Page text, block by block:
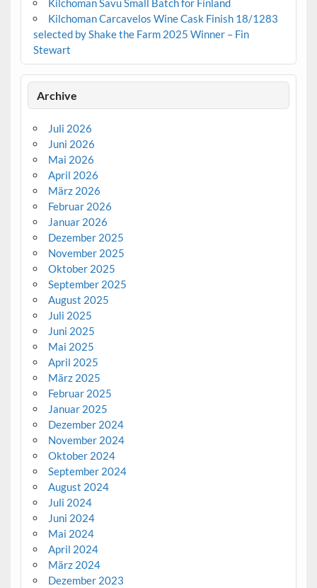
Kilchoman Savu Small Batch for Finland
Kilchoman Carcavelos Wine Cask Finish 18/1283
selected by Shake the Farm 2025 Winner – Fin
Stewart
Archive
Juli 2026
Juni 2026
Mai 2026
April 2026
März 2026
Februar 2026
Januar 2026
Dezember 2025
November 2025
Oktober 2025
September 2025
August 2025
Juli 2025
Juni 2025
Mai 2025
April 2025
März 2025
Februar 2025
Januar 2025
Dezember 2024
November 2024
Oktober 2024
September 2024
August 2024
Juli 2024
Juni 2024
Mai 2024
April 2024
März 2024
Dezember 2023